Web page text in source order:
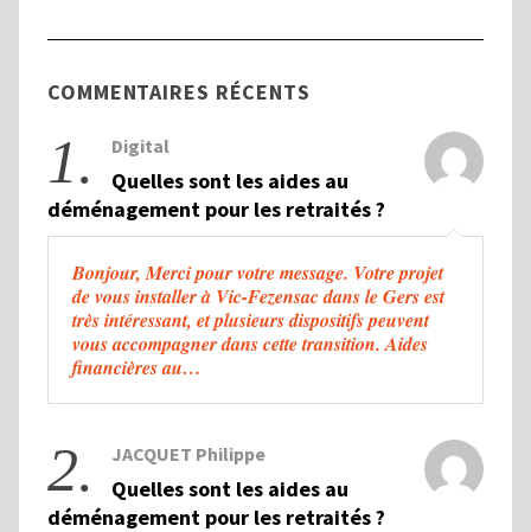
COMMENTAIRES RÉCENTS
1. Digital
Quelles sont les aides au
déménagement pour les retraités ?
Bonjour, Merci pour votre message. Votre projet
de vous installer à Vic-Fezensac dans le Gers est
très intéressant, et plusieurs dispositifs peuvent
vous accompagner dans cette transition. Aides
financières au…
2. JACQUET Philippe
Quelles sont les aides au
déménagement pour les retraités ?